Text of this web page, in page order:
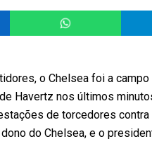
o Chelsea foi a
Havertz nos últimos
de torcedores
do Chelsea, e o